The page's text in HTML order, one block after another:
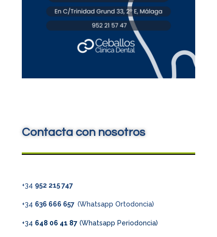
Contacta con nosotros
+34 952 215 747
+34 636 666 657 (Whatsapp Ortodoncia)
+34 648 06 41 87(Whatsapp Periodoncia)